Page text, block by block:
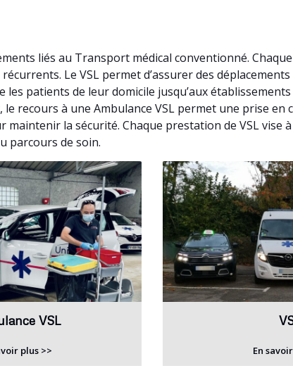
liés au Transport médical conventionné.
Le VSL permet d’assurer des
patients de leur domicile jusqu’aux
à une Ambulance VSL permet une prise en
la sécurité. Chaque prestation de VSL vise
parcours de soin.
VSL
plus >> En